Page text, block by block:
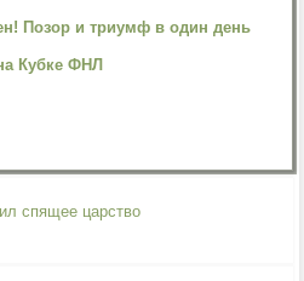
Позор и триумф в один день
Кубке ФНЛ
спящее царство